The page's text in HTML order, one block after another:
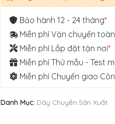
Bảo hành 12 - 24 tháng*
Miễn phí Vận chuyển
Miễn phí Lắp đặt tận nơi*
Miễn phí Thử mẫu - Test
Miễn phí Chuyển giao
Danh Mục: Dây Chuyền Sản Xuất